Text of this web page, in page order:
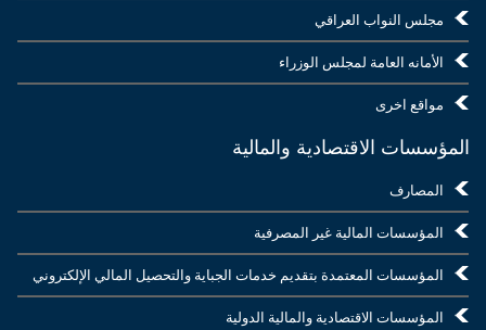
مجلس النواب العراقي
الأمانه العامة لمجلس الوزراء
مواقع اخرى
المؤسسات الاقتصادية والمالية
المصارف
المؤسسات المالية غير المصرفية
المؤسسات المعتمدة بتقديم خدمات الجباية والتحصيل المالي الإلكتروني
المؤسسات الاقتصادية والمالية الدولية